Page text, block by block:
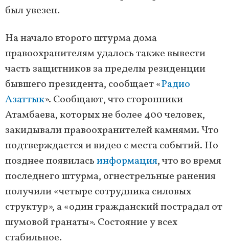
был увезен.
На начало второго штурма дома
правоохранителям удалось также вывести
часть защитников за пределы резиденции
бывшего президента, сообщает «Радио
Азаттык». Сообщают, что сторонники
Атамбаева, которых не более 400 человек,
закидывали правоохранителей камнями. Что
подтверждается и видео с места событий. Но
позднее появиласьинформация, что во время
последнего штурма, огнестрельные ранения
получили «четыре сотрудника силовых
структур», а «один гражданский пострадал от
шумовой гранаты». Состояние у всех
стабильное.